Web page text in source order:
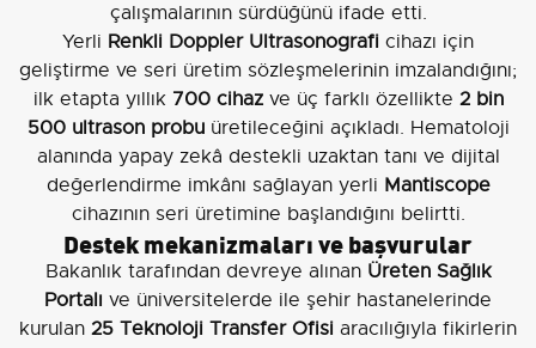
çalışmalarının sürdüğünü ifade etti.
Yerli Renkli Doppler Ultrasonografi cihazı için
geliştirme ve seri üretim sözleşmelerinin imzalandığını;
ilk etapta yıllık 700 cihazve üç farklı özellikte 2 bin
500 ultrason probuüretileceğini açıkladı. Hematoloji
alanında yapay zekâ destekli uzaktan tanı ve dijital
değerlendirme imkânı sağlayan yerli Mantiscope
cihazının seri üretimine başlandığını belirtti.
Destek mekanizmaları ve başvurular
Bakanlık tarafından devreye alınan Üreten Sağlık
Portalı ve üniversitelerde ile şehir hastanelerinde
kurulan 25 Teknoloji Transfer Ofisi aracılığıyla fikirlerin